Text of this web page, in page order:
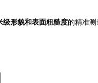
级形貌和表面粗糙度的精准测